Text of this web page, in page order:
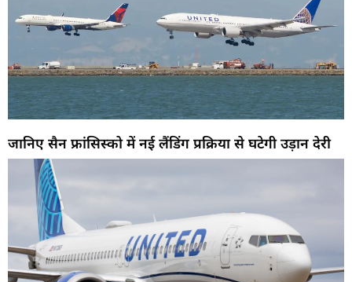
जानिए सैन फ्रांसिस्को में नई लैंडिंग प्रक्रिया से घटेगी उड़ान देरी